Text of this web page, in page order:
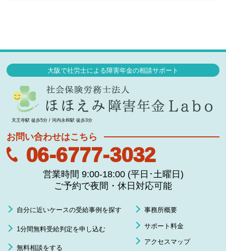
大阪で社労士による障害年金の相談サポート
天王寺駅 徒歩5分 / 河内永和駅 徒歩3分
お問い合わせはこちら
06-6777-3032
営業時間 9:00-18:00 (平日･土曜日)
ご予約で夜間・休日対応可能
自分に近いケースの受給事例を探す
1分間無料受給判定を申し込む
無料相談をする
事務所概要
サポート料金
アクセスマップ